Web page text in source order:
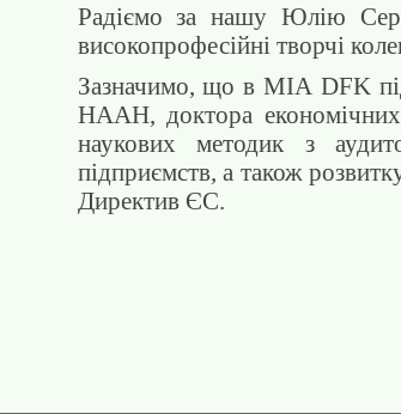
Радіємо за нашу Юлію
високопрофесійні творчі
Зазначимо, що в МІАDFK
НААН, доктора
наукових методик з
підприємств, а також
Директив ЄС.